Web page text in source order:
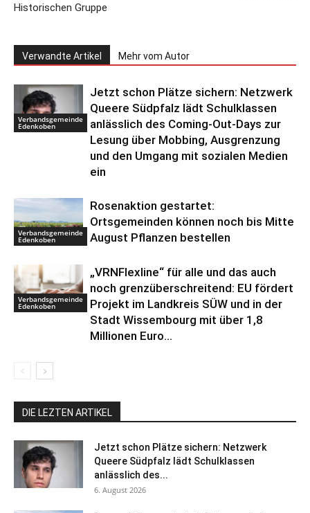
Historischen Gruppe
Verwandte Artikel Mehr vom Autor
Verbandsgemeinde
Edenkoben
Jetzt schon Plätze sichern: Netzwerk
Queere Südpfalz lädt Schulklassen
anlässlich des Coming-Out-Days zur
Lesung über Mobbing, Ausgrenzung
und den Umgang mit sozialen Medien
ein
Verbandsgemeinde
Edenkoben
Rosenaktion gestartet:
Ortsgemeinden können noch bis Mitte
August Pflanzen bestellen
Verbandsgemeinde
Edenkoben
„VRNFlexline“ für alle und das auch
noch grenzüberschreitend: EU fördert
Projekt im Landkreis SÜW und in der
Stadt Wissembourg mit über 1,8
Millionen Euro...
DIE LEZTEN ARTIKEL
Jetzt schon Plätze sichern: Netzwerk
Queere Südpfalz lädt Schulklassen
anlässlich des...
6. August 2026